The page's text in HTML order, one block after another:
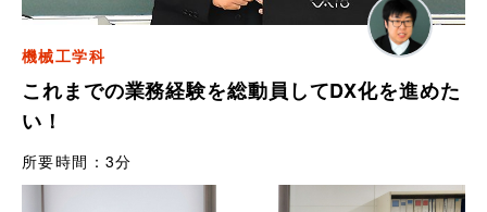
機械工学科
これまでの業務経験を総動員してDX化を進めた
い！
所要時間： 3分